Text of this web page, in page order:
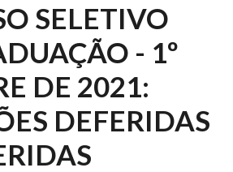
SELETIVO
- 1º
DE 2021:
DEFERIDAS